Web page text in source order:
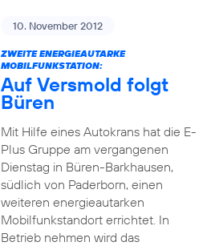
10. November 2012
ZWEITE ENERGIEAUTARKE
MOBILFUNKSTATION:
Auf Versmold folgt
Büren
Mit Hilfe eines Autokrans hat die E-
Plus Gruppe am vergangenen
Dienstag in Büren-Barkhausen,
südlich von Paderborn, einen
weiteren energieautarken
Mobilfunkstandort errichtet. In
Betrieb nehmen wird das